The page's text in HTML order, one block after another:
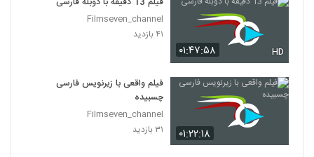
۰۱:۴۷:۵۸ HD
Filmseven_channel
۴۱ بازدید
۰۱:۲۲:۱۸
فیلم واقعی با زیرنویس فارسی
چسبیده
Filmseven_channel
۳۱ بازدید